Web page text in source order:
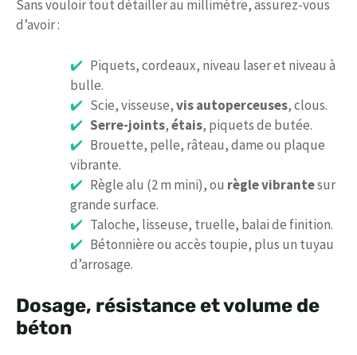
Sans vouloir tout détailler au millimètre, assurez-vous
d’avoir :
Piquets, cordeaux, niveau laser et niveau à
bulle.
Scie, visseuse,vis autoperceuses, clous.
Serre-joints,étais, piquets de butée.
Brouette, pelle, râteau, dame ou plaque
vibrante.
Règle alu (2 m mini), ou règle vibrantesur
grande surface.
Taloche, lisseuse, truelle, balai de finition.
Bétonnière ou accès toupie, plus un tuyau
d’arrosage.
Dosage, résistance et volume de
béton